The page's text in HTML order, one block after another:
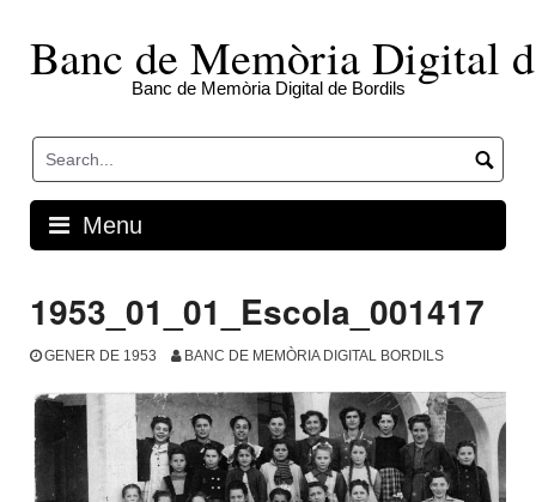
contentBanc de Memòria Digital
Banc de Memòria Digital de Bordils
Menu
1953_01_01_Escola_001417
GENER DE 1953 BANC DE MEMÒRIA DIGITAL BORDILS